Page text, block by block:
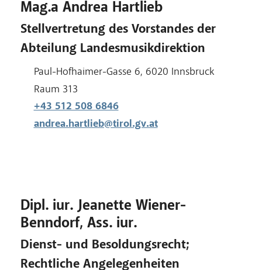
Mag.a Andrea Hartlieb
Stellvertretung des Vorstandes der
Abteilung Landesmusikdirektion
Adresse:
Paul-Hofhaimer-Gasse 6, 6020 Innsbruck
Raum:
Raum 313
+43 512 508 6846
andrea.hartlieb@tirol.gv.at
Dipl. iur. Jeanette Wiener-
Benndorf, Ass. iur.
Dienst- und Besoldungsrecht;
Rechtliche Angelegenheiten